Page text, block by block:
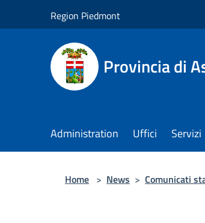
Region Piedmont
Provincia di
Administration Uffici Servizi
Home > News > Comunicati